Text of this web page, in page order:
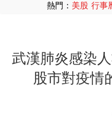
熱門： 美股 行事
武漢肺炎感染
股市對疫情